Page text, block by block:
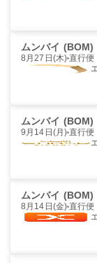
ムンバイ (BOM)
8月27日(木) 直行便
ムンバイ (BOM)
9月14日(月) 直行便
ムンバイ (BOM)
8月14日(金) 直行便